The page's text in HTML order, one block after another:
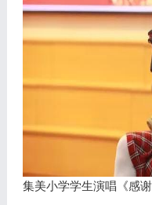
集美小学学生演唱《感谢